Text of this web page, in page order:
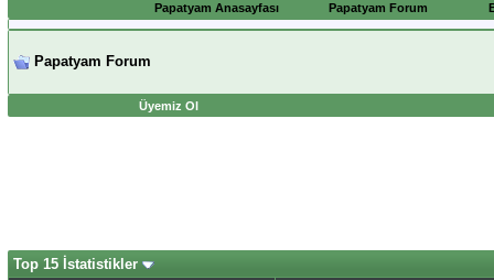
Papatyam Anasayfası Papatyam Forum
Papatyam Forum
Üyemiz Ol
Top 15 İstatistikler